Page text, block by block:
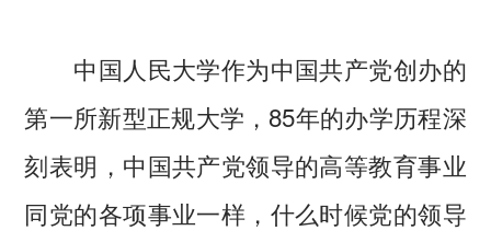
中国人民大学作为中国共产党创办的
第一所新型正规大学，85年的办学历程深
刻表明，中国共产党领导的高等教育事业
同党的各项事业一样，什么时候党的领导